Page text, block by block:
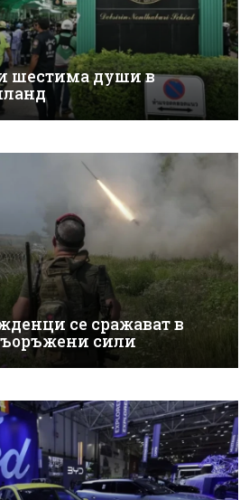
шестима души в
се сражават в
сили